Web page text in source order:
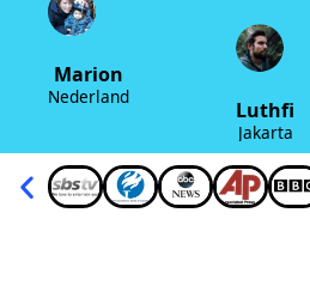
Marion
Nederland
Luthfi
Jakarta